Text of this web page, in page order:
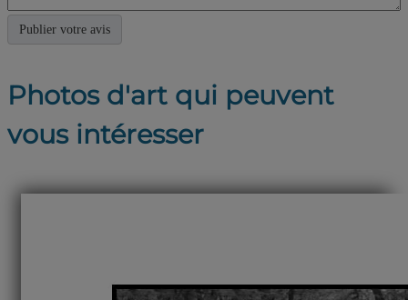
Photos d'art qui peuvent
vous intéresser